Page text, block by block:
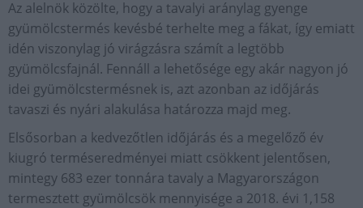
Az alelnök közölte, hogy a tavalyi aránylag gyenge
gyümölcstermés kevésbé terhelte meg a fákat, így emiatt
idén viszonylag jó virágzásra számít a legtöbb
gyümölcsfajnál. Fennáll a lehetősége egy akár nagyon jó
idei gyümölcstermésnek is, azt azonban az időjárás
tavaszi és nyári alakulása határozza majd meg.
Elsősorban a kedvezőtlen időjárás és a megelőző év
kiugró terméseredményei miatt csökkent jelentősen,
mintegy 683 ezer tonnára tavaly a Magyarországon
termesztett gyümölcsök mennyisége a 2018. évi 1,158